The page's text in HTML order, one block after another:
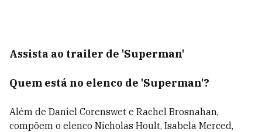
Assista ao trailer de 'Superman'
Quem está no elenco de 'Superman'?
Além de Daniel Corenswet e Rachel Brosnahan,
compõem o elenco Nicholas Hoult, Isabela Merced,